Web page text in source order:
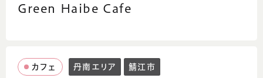
Green Haibe Cafe
カフェ 丹南エリア 鯖江市